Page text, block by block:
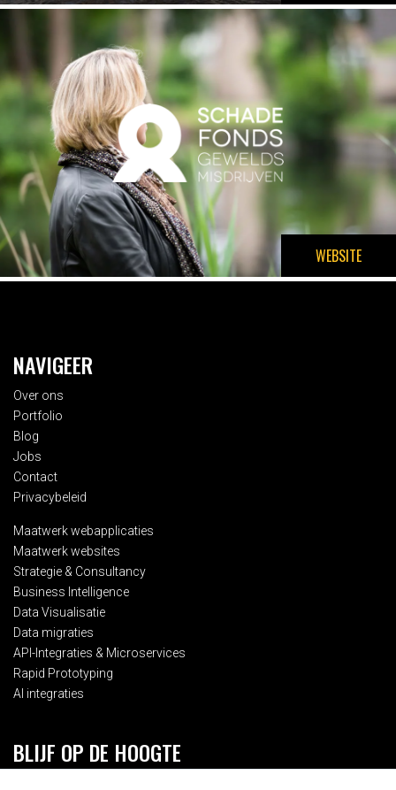
WEBSITE
NAVIGEER
Over ons
Portfolio
Blog
Jobs
Contact
Privacybeleid
Maatwerk webapplicaties
Maatwerk websites
Strategie & Consultancy
Business Intelligence
Data Visualisatie
Data migraties
API-Integraties & Microservices
Rapid Prototyping
AI integraties
BLIJF OP DE HOOGTE